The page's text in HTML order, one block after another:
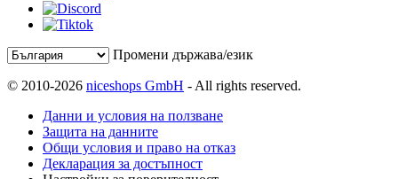
Промени държава/език
© 2010-2026 niceshops GmbH - All rights reserved.
Данни и условия на ползване
Защита на данните
Общи условия и право на отказ
Декларация за достъпност